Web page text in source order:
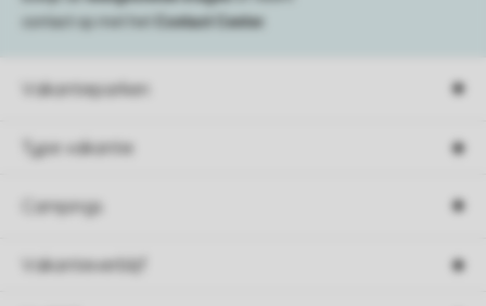
Vakantieparken
Type vakantie
Campings
Vakantieverblijf
contact op met het
Contact Center